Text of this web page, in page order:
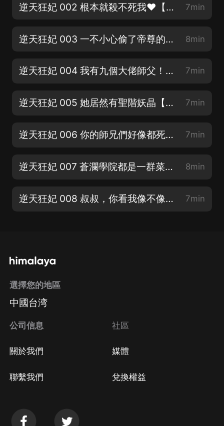
逆天狂妃 002 根本就殺不死我❤️【首更40，日更10集】 7min
逆天狂妃 003 一不小心偷了帝尊的種【首更40，日榜更10集！】 8min
逆天狂妃 004 我有九個大佬師父！【訂閱+評論，加更加更加更】 7min
逆天狂妃 005 她居然有聖階妖晶【訂閱+評價，加更加更加更】 7min
逆天狂妃 006 你的師兄們好像都死了呢！【七貓霸榜神作，爽到死】 7min
逆天狂妃 007 蒼瀾學院都是一群菜狗嗎【七貓玄幻霸榜神作，評價會加更哦】 8min
逆天狂妃 008 叔叔，你看我像不像你兒子？【截止11月底月票榜前3紅包8.8元】 7min
選擇您的地區
中國台湾
公司信息
關於我們
聯繫我們
社區
媒體
兌換權益